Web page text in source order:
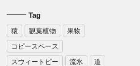
Tag
猿 観葉植物
果物
コピースペース
スウィートピー
流氷
道